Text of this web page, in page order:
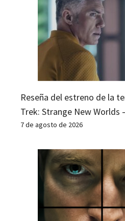
Reseña del estreno de la
Trek: Strange New Worlds
7 de agosto de 2026